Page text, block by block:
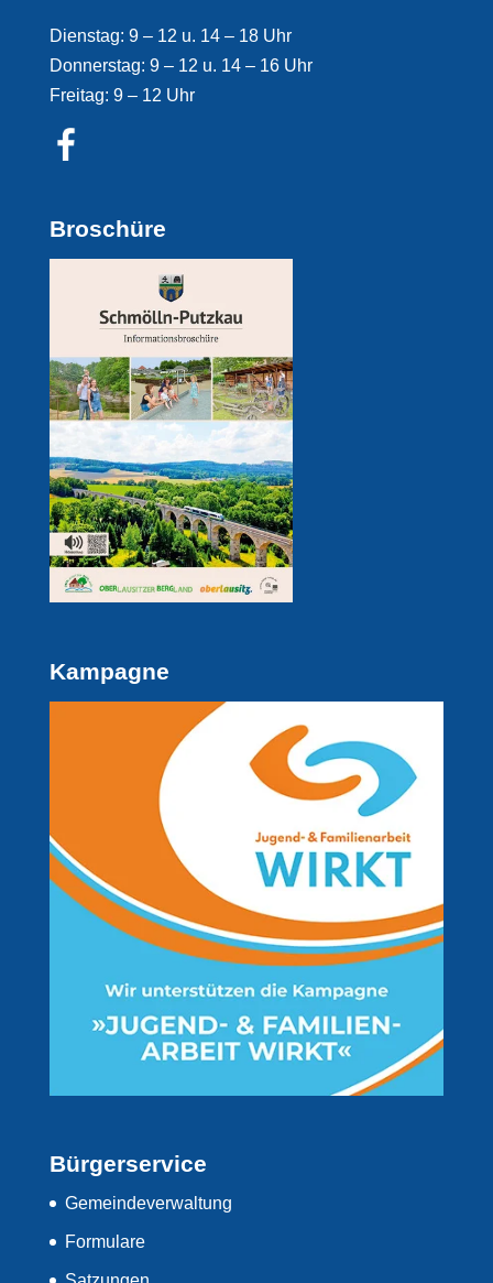
Dienstag: 9 – 12 u. 14 – 18 Uhr
Donnerstag: 9 – 12 u. 14 – 16 Uhr
Freitag: 9 – 12 Uhr
Broschüre
Kampagne
Bürgerservice
Gemeindeverwaltung
Formulare